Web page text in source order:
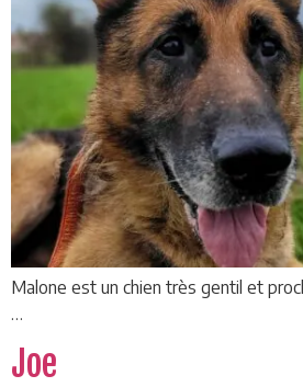
Malone est un chien très gentil et
…
Joe